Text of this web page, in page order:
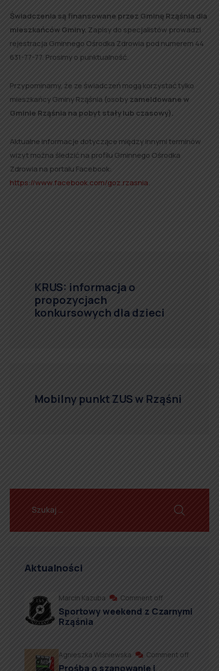
Świadczenia są finansowane przez Gminę Rząśnia dla
mieszkańców Gminy. Zapisy do specjalistów prowadzi
rejestracja Gminnego Ośrodka Zdrowia pod numerem 44
631-77-77. Prosimy o punktualność.
Przypominamy, że ze świadczeń mogą korzystać tylko
mieszkańcy Gminy Rząśnia (osobyzameldowane w
Gminie Rząśnia na pobyt stały lub czasowy).
Aktualne informacje dotyczące między innymi terminów
wizyt można śledzić na profilu Gminnego Ośrodka
Zdrowia na portalu Facebook:
https://www.facebook.com/goz.rzasnia.
KRUS: informacja o
propozycjach
konkursowych dla dzieci
Mobilny punkt ZUS w Rząśni
Aktualności
Marcin Kazuba Comment off
Sportowy weekend z Czarnymi
Rząśnia
Agnieszka Wiśniewska Comment off
Prośba o szanowanie i